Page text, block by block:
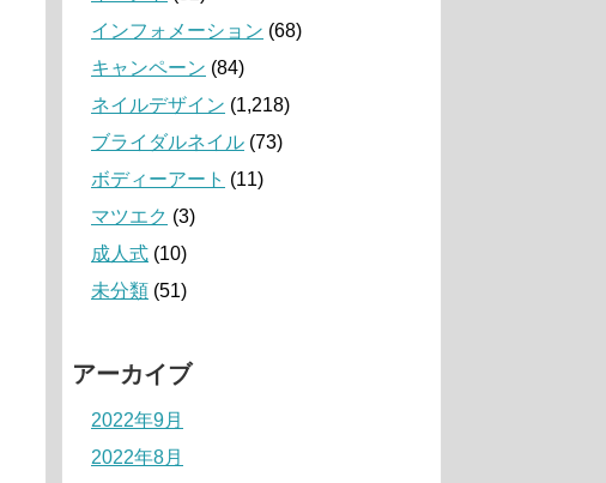
インフォメーション (68)
キャンペーン (84)
ネイルデザイン (1,218)
ブライダルネイル (73)
ボディーアート (11)
マツエク (3)
成人式 (10)
未分類 (51)
アーカイブ
2022年9月
2022年8月